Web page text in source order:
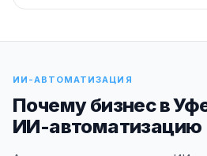
ИИ-АВТОМАТИЗАЦИЯ
Почему бизнес в
ИИ-автоматизацию